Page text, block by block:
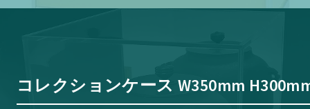
コレクションケース W350mm